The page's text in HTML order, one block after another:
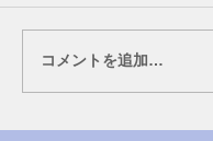
コメントを追加…